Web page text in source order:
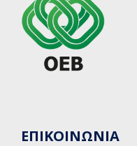
ΕΠΙΚΟΙΝΩΝΙΑ